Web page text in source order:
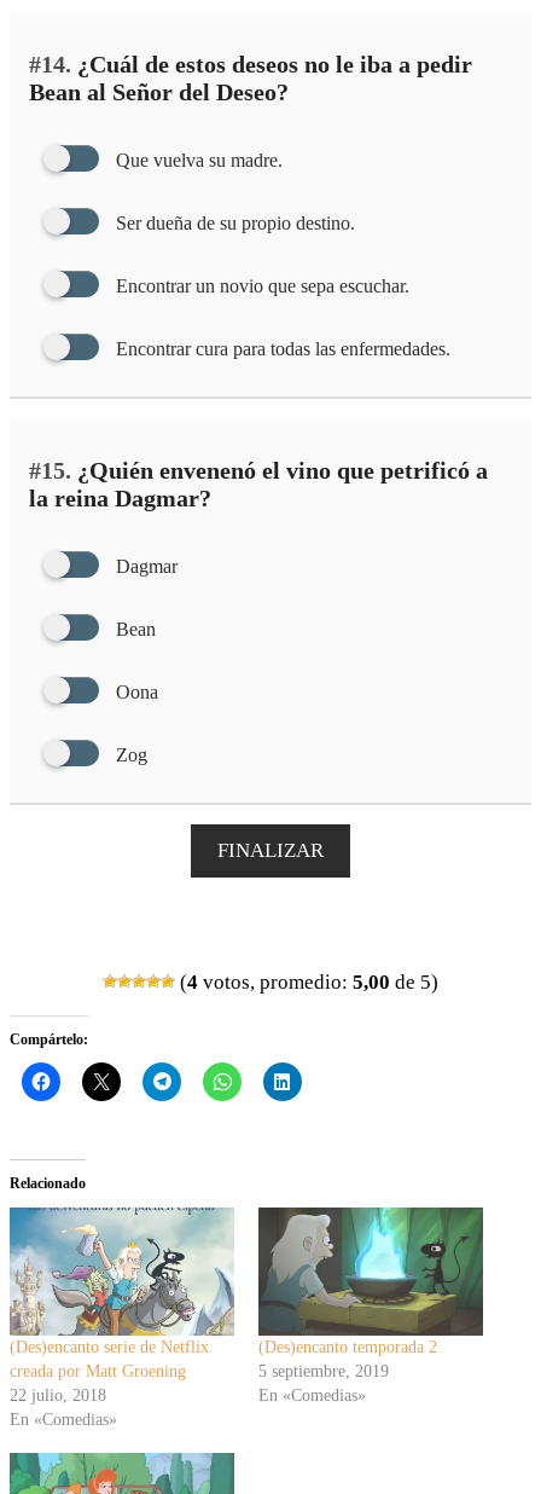
#14. ¿Cuál de estos deseos no le iba a pedir
Bean al Señor del Deseo?
Que vuelva su madre.
Ser dueña de su propio destino.
Encontrar un novio que sepa escuchar.
Encontrar cura para todas las enfermedades.
#15. ¿Quién envenenó el vino que petrificó a
la reina Dagmar?
Dagmar
Bean
Oona
Zog
FINALIZAR
(4 votos, promedio: 5,00 de 5)
Compártelo:
Relacionado
(Des)encanto serie de Netflix
creada por Matt Groening
22 julio, 2018
En «Comedias»
(Des)encanto temporada 2
5 septiembre, 2019
En «Comedias»